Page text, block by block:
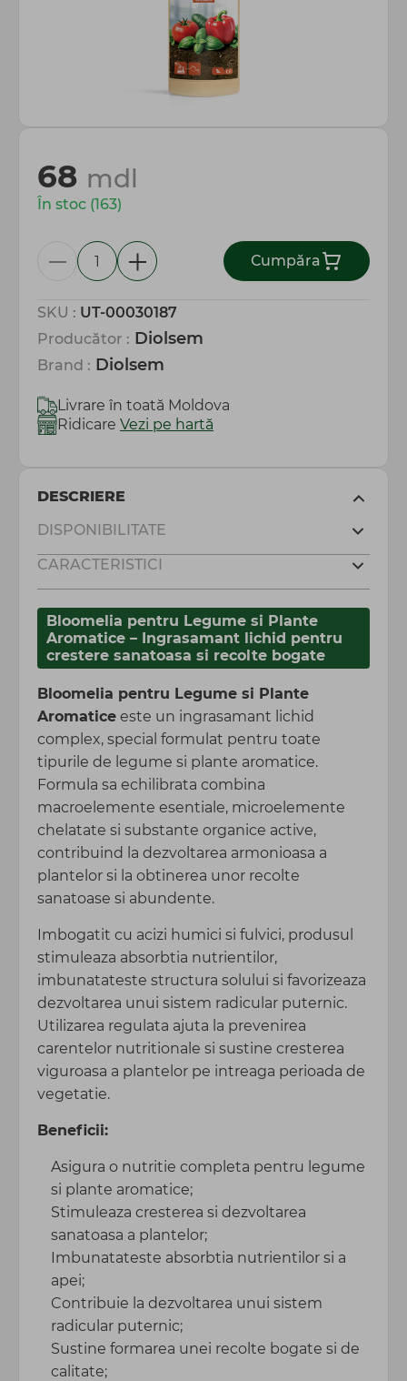
Totul pentru gospodărie
SKU : UT-00030187
Producător : Diolsem
Brand : Diolsem
68 mdl
În stoc (163)
Сumpăra
Livrare în toată Moldova
Ridicare Vezi pe hartă
DESCRIERE
DISPONIBILITATE
CARACTERISTICI
Bloomelia pentru Legume si Plante
Aromatice – Ingrasamant lichid pentru
crestere sanatoasa si recolte bogate
Bloomelia pentru Legume si Plante
Aromatice este un ingrasamant lichid
complex, special formulat pentru toate
tipurile de legume si plante aromatice.
Formula sa echilibrata combina
macroelemente esentiale, microelemente
chelatate si substante organice active,
contribuind la dezvoltarea armonioasa a
plantelor si la obtinerea unor recolte
sanatoase si abundente.
Imbogatit cu acizi humici si fulvici, produsul
stimuleaza absorbtia nutrientilor,
imbunatateste structura solului si favorizeaza
dezvoltarea unui sistem radicular puternic.
Utilizarea regulata ajuta la prevenirea
carentelor nutritionale si sustine cresterea
viguroasa a plantelor pe intreaga perioada de
vegetatie.
Beneficii:
Asigura o nutritie completa pentru legume
si plante aromatice;
Stimuleaza cresterea si dezvoltarea
sanatoasa a plantelor;
Imbunatateste absorbtia nutrientilor si a
apei;
Contribuie la dezvoltarea unui sistem
radicular puternic;
Sustine formarea unei recolte bogate si de
calitate;